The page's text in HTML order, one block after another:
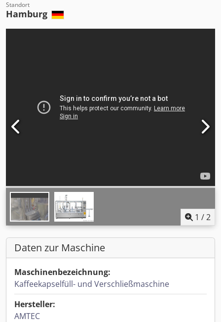
Standort
Hamburg
1 /2
Daten zur Maschine
Maschinenbezeichnung:
Kaffeekapselfüll- und Verschließmaschine
Hersteller:
AMTEC